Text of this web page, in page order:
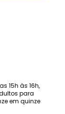
15h às 16h,
para
em quinze